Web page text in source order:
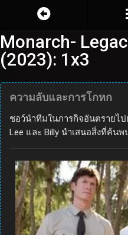
Monarch-
(2023): 1x3
ความลับและการโกหก
ชอว์นำทีมในภารกิจอันตรายไป
Lee และ Billy นำเสนอสิ่งที่ค้น